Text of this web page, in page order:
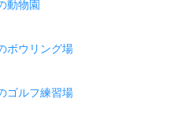
動物園
ボウリング場
ゴルフ練習場